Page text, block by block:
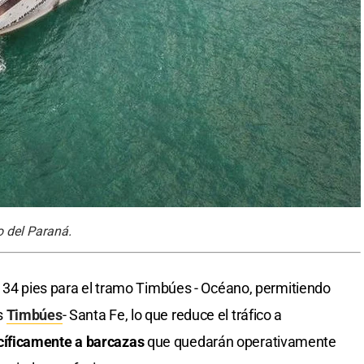
del Paraná.
pies para el tramo Timbúes - Océano, permitiendo
Timbúes- Santa Fe, lo que reduce el tráfico a
a barcazasque quedarán operativamente